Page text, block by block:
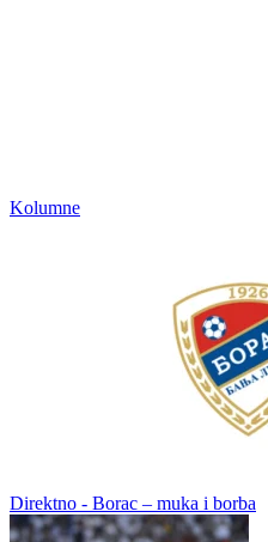
Direktno - Borac – muka i borba